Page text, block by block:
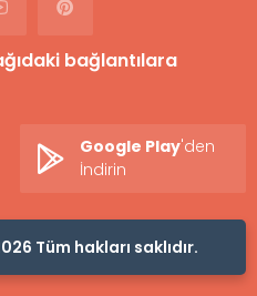
bağlantılara
Google Play'den
İndirin
Tüm hakları saklıdır.